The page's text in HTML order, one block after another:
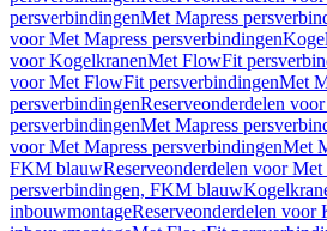
persverbindingenMet Mapress
voor Met Mapress persverbindingen
voor KogelkranenMet FlowFit
voor Met FlowFit persverbindingenMet
persverbindingenReserveonderdelen
persverbindingenMet Mapress
voor Met Mapress persverbindingenMet
FKM blauwReserveonderdelen voor Met
persverbindingen, FKM blauw
inbouwmontageReserveonderdelen voor